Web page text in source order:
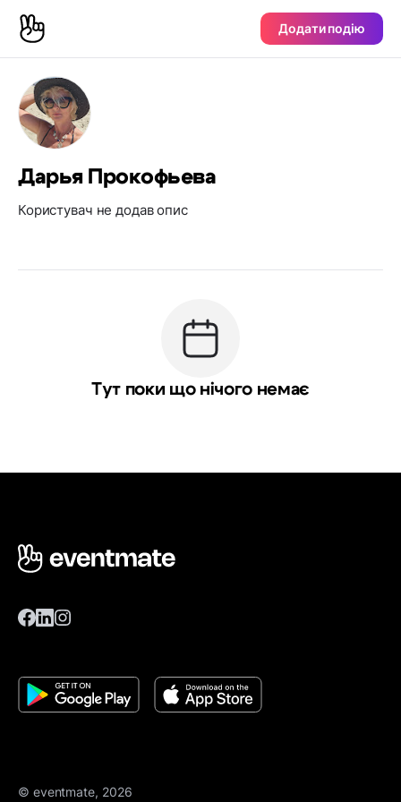
Додати подію
Дарья Прокофьева
Користувач не додав опис
Тут поки що нічого немає
© eventmate, 2026